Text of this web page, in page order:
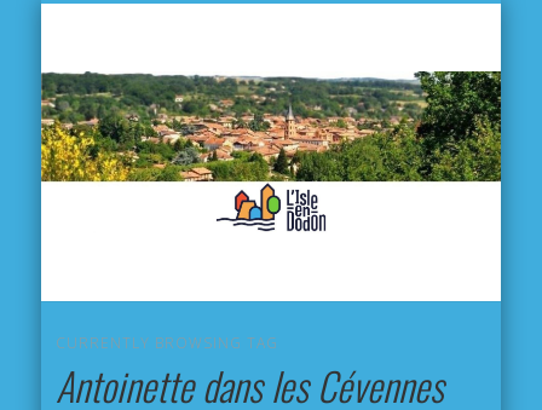
CURRENTLY BROWSING TAG
Antoinette dans les Cévennes